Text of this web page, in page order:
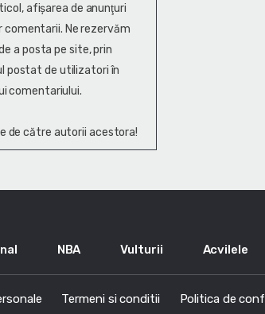
afişarea de anunţuri
comentarii. Ne rezervăm
a posta pe site, prin
postat de utilizatori în
comentariului.
de către autorii acestora!
NBA Vulturii Acvilele
Termeni si conditii Politica de